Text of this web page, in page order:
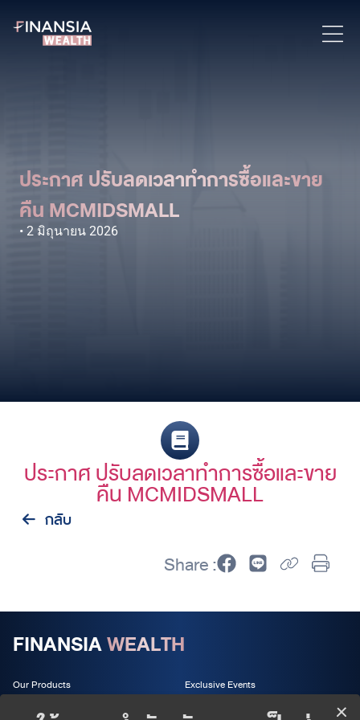
ประกาศ ปรับลดเวลาทำการซื้อและขาย
คืน MCMIDSMALL
2 มิถุนายน 2026
ประกาศ ปรับลดเวลาทำการซื้อและขาย
คืน MCMIDSMALL
กลับ
Share :
FINANSIAWEALTH
Our Products Exclusive Events
Wealth Services About us